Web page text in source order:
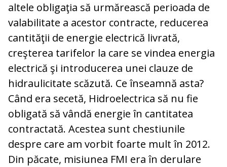
altele obligaţia să urmărească perioada de
valabilitate a acestor contracte, reducerea
cantităţii de energie electrică livrată,
creşterea tarifelor la care se vindea energia
electrică şi introducerea unei clauze de
hidraulicitate scăzută. Ce înseamnă asta?
Când era secetă, Hidroelectrica să nu fie
obligată să vândă energie în cantitatea
contractată. Acestea sunt chestiunile
despre care am vorbit foarte mult în 2012.
Din păcate, misiunea FMI era în derulare